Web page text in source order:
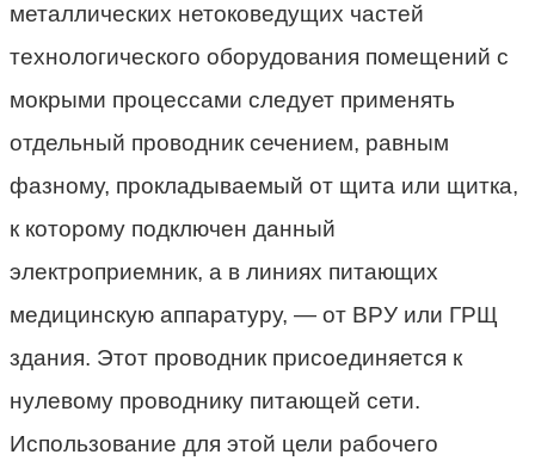
металлических нетоковедущих частей
технологического оборудования помещений с
мокрыми процессами следует применять
отдельный проводник сечением, равным
фазному, прокладываемый от щита или щитка,
к которому подключен данный
электроприемник, а в линиях питающих
медицинскую аппаратуру, — от ВРУ или ГРЩ
здания. Этот проводник присоединяется к
нулевому проводнику питающей сети.
Использование для этой цели рабочего